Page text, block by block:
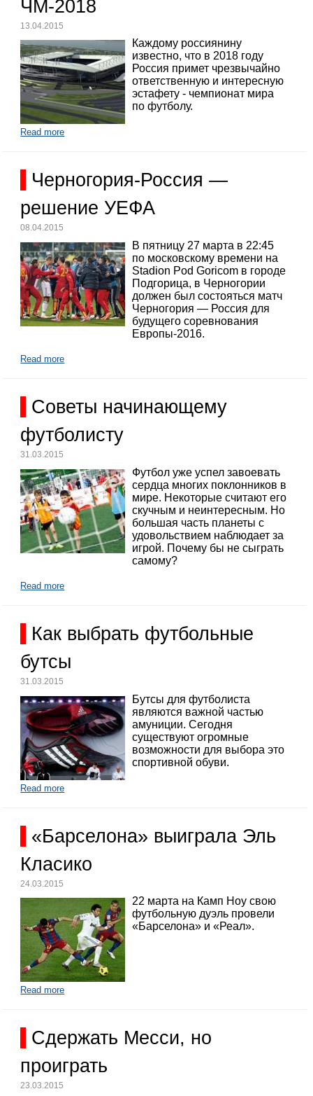
ЧМ-2018
13.04.2015
Каждому россиянину
известно, что в 2018 году
Россия примет чрезвычайно
ответственную и интересную
эстафету - чемпионат мира
по футболу.
Read more
Черногория-Россия —
решение УЕФА
08.04.2015
В пятницу 27 марта в 22:45
по московскому времени на
Stadion Pod Goricom в городе
Подгорица, в Черногории
должен был состояться матч
Черногория — Россия для
будущего соревнования
Европы-2016.
Read more
Советы начинающему
футболисту
31.03.2015
Футбол уже успел завоевать
сердца многих поклонников в
мире. Некоторые считают его
скучным и неинтересным. Но
большая часть планеты с
удовольствием наблюдает за
игрой. Почему бы не сыграть
самому?
Read more
Как выбрать футбольные
бутсы
31.03.2015
Бутсы для футболиста
являются важной частью
амуниции. Сегодня
существуют огромные
возможности для выбора это
спортивной обуви.
Read more
«Барселона» выиграла Эль
Класико
24.03.2015
22 марта на Камп Ноу свою
футбольную дуэль провели
«Барселона» и «Реал».
Read more
Сдержать Месси, но
проиграть
23.03.2015